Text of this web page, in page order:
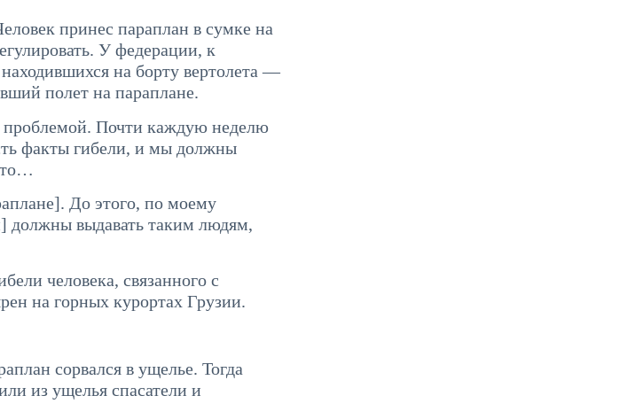
принес параплан в сумке на
У федерации, к
на борту вертолета —
полет на параплане.
проблемой. Почти каждую неделю
факты гибели, и мы должны
До этого, по моему
должны выдавать таким людям,
человека, связанного с
на горных курортах Грузии.
сорвался в ущелье. Тогда
из ущелья спасатели и